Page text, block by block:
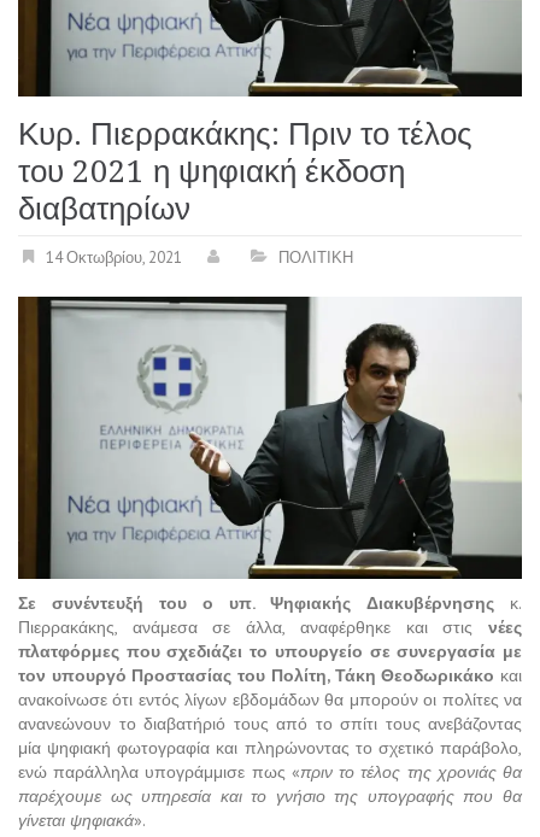
Κυρ. Πιερρακάκης: Πριν το τέλος
του 2021 η ψηφιακή έκδοση
διαβατηρίων
14 Οκτωβρίου, 2021 ΠΟΛΙΤΙΚΗ
Σε συνέντευξή του ο υπ. Ψηφιακής Διακυβέρνησης κ.
Πιερρακάκης, ανάμεσα σε άλλα, αναφέρθηκε και στις νέες
πλατφόρμες που σχεδιάζει το υπουργείο σε συνεργασία με
τον υπουργό Προστασίας του Πολίτη, Τάκη Θεοδωρικάκο και
ανακοίνωσε ότι εντός λίγων εβδομάδων θα μπορούν οι πολίτες να
ανανεώνουν το διαβατήριό τους από το σπίτι τους ανεβάζοντας
μία ψηφιακή φωτογραφία και πληρώνοντας το σχετικό παράβολο,
ενώ παράλληλα υπογράμμισε πως «πριν το τέλος της χρονιάς θα
παρέχουμε ως υπηρεσία και το γνήσιο της υπογραφής που θα
γίνεται ψηφιακά».